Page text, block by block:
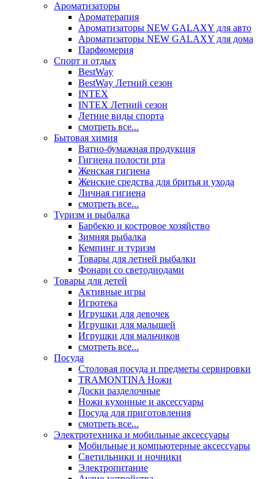
Ароматизаторы
Ароматерапия
Ароматизаторы NEW GALAXY для авто
Ароматизаторы NEW GALAXY для дома
Парфюмерия
Спорт и отдых
BestWay
BestWay Летний сезон
INTEX
INTEX Летний сезон
Летние виды спорта
смотреть все...
Бытовая химия
Ватно-бумажная продукция
Гигиена полости рта
Женская гигиена
Женские средства для бритья и ухода
Личная гигиена
смотреть все...
Туризм и рыбалка
Барбекю и костровое хозяйство
Зимняя рыбалка
Кемпинг и туризм
Товары для летней рыбалки
Фонари со светодиодами
Товары для детей
Активные игры
Игротека
Игрушки для девочек
Игрушки для малышей
Игрушки для мальчиков
смотреть все...
Посуда
Столовая посуда и предметы сервировки
TRAMONTINA Ножи
Доски разделочные
Ножи кухонные и аксессуары
Посуда для приготовления
смотреть все...
Электротехника и мобильные аксессуары
Мобильные и компьютерные аксессуары
Светильники и ночники
Электропитание